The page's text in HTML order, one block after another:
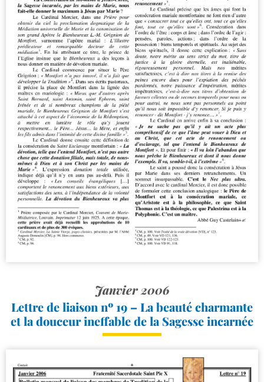
Janvier 2006
Lettre de liaison nº 19 – La beauté charmante
et la douceur ineffable de la Sagesse incarnée